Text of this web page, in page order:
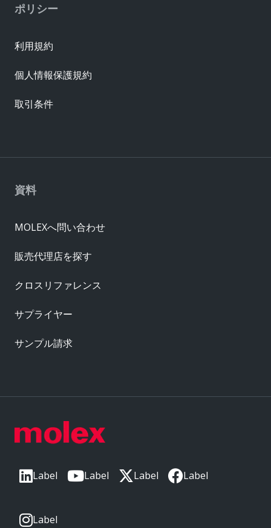
Label Label Label Label
Label
資料
MOLEXへ問い合わせ
販売代理店を探す
クロスリファレンス
サプライヤー
サンプル請求
ポリシー
利用規約
個人情報保護規約
取引条件